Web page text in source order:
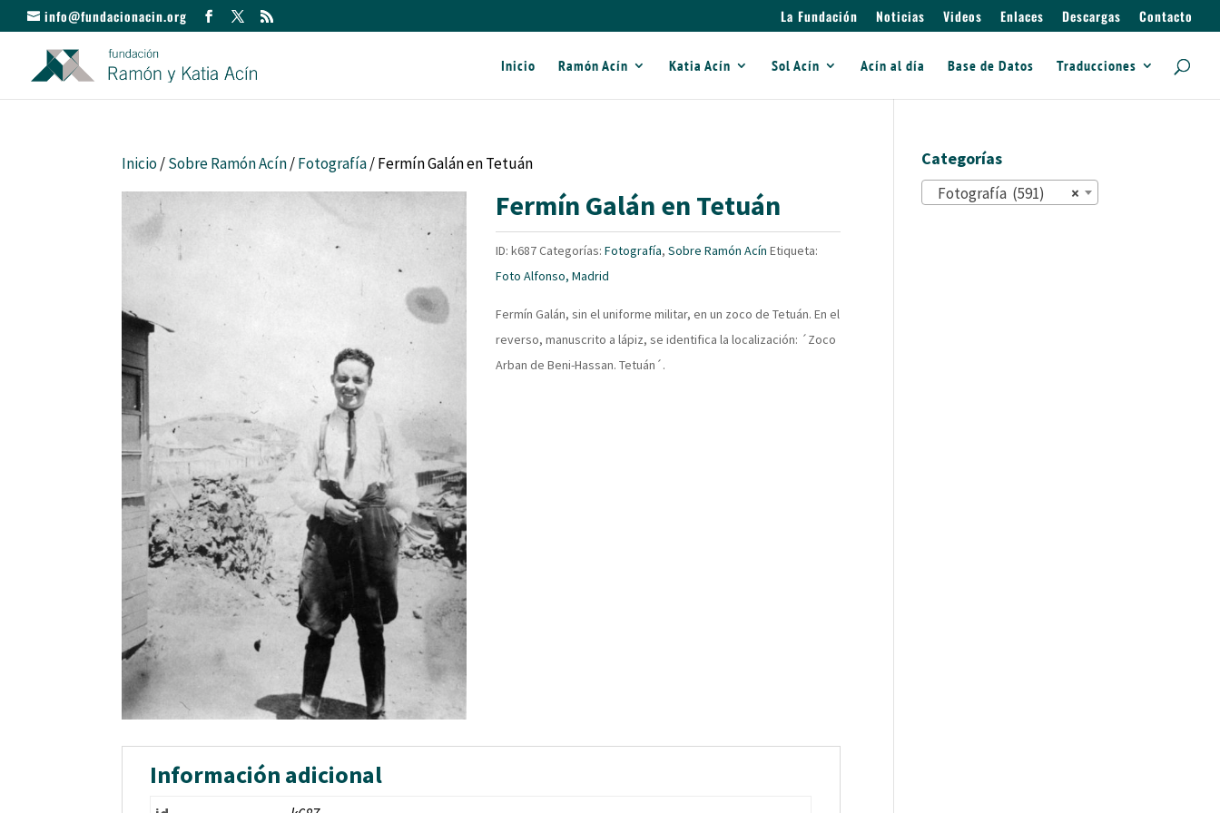
info@fundacionacin.org La Fundación Noticias Videos Enlaces Descargas Contacto
Inicio Ramón Acín Katia Acín Sol Acín Acín al día Base de Datos Traducciones
Inicio/Sobre Ramón Acín/Fotografía/ Fermín Galán en Tetuán
Fermín Galán en Tetuán
ID:k687Categorías:Fotografía,Sobre Ramón Acín Etiqueta:
Foto Alfonso, Madrid
Fermín Galán, sin el uniforme militar, en un zoco de Tetuán. En el
reverso, manuscrito a lápiz, se identifica la localización: ´Zoco
Arban de Beni-Hassan. Tetuán´.
Información adicional
Categorías
×
Fotografía (591)